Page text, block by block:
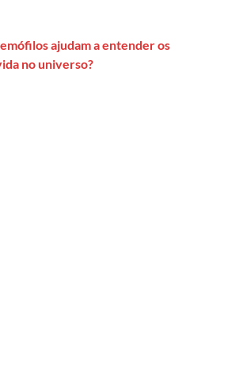
entre os militares e o sistema jurídico no
ajudam a entender os
no universo?